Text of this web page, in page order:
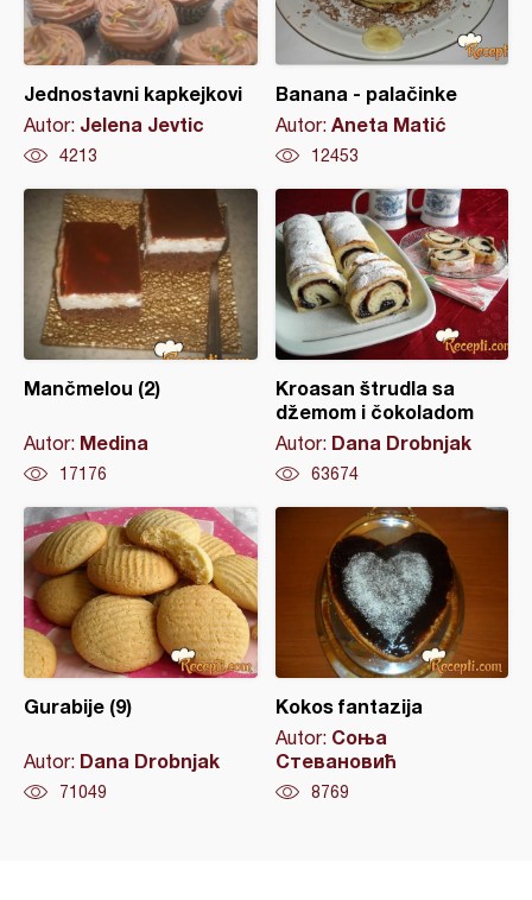
Jednostavni kapkejkovi
Autor: Jelena Jevtic
4213
Banana - palačinke
Autor: Aneta Matić
12453
Mančmelou (2)
Autor: Medina
17176
Kroasan štrudla sa
džemom i čokoladom
Autor: Dana Drobnjak
63674
Gurabije (9)
Autor: Dana Drobnjak
71049
Kokos fantazija
Autor: Соња
Стевановић
8769